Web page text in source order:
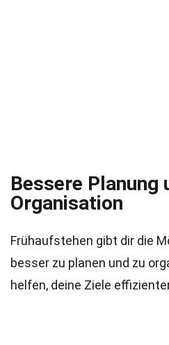
Bessere Planung
Organisation
Frühaufstehen gibt dir die
besser zu planen und zu
helfen, deine Ziele